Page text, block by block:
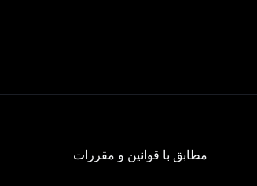
مطابق با قوانین و مقررات